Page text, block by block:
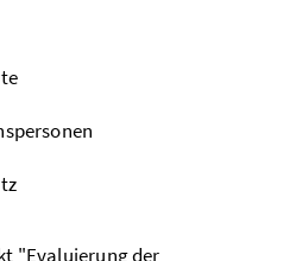
"Evaluierung der